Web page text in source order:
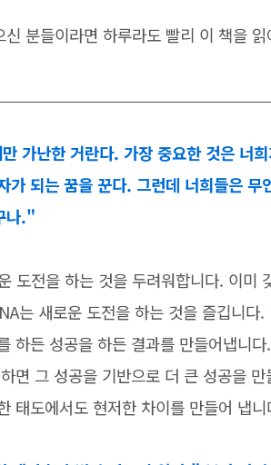
분들이라면 하루라도 빨리 이 책을
가난한 거란다. 가장 중요한 것은 너
가 되는 꿈을 꾼다. 그런데 너희들은
나."
도전을 하는 것을 두려워합니다. 이미
는 새로운 도전을 하는 것을 즐깁니다
하든 성공을 하든 결과를 만들어냅니
면 그 성공을 기반으로 더 큰 성공을
태도에서도 현저한 차이를 만들어 냅니